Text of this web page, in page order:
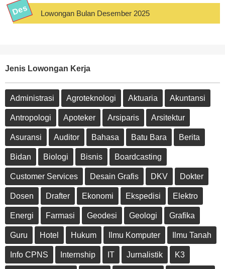
Lowongan Bulan Desember 2025
Jenis Lowongan Kerja
Administrasi Agroteknologi Aktuaria Akuntansi
Antropologi Apoteker Arsiparis Arsitektur
Asuransi Auditor Bahasa Batu Bara Berita
Bidan Biologi Bisnis Boardcasting
Customer Services Desain Grafis DKV Dokter
Dosen Drafter Ekonomi Ekspedisi Elektro
Energi Farmasi Geodesi Geologi Grafika
Guru Hotel Hukum Ilmu Komputer Ilmu Tanah
Info CPNS Internship IT Jurnalistik K3